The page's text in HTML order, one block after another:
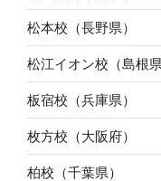
松本校（長野県）
松江イオン校（島根県
板宿校（兵庫県）
枚方校（大阪府）
柏校（千葉県）